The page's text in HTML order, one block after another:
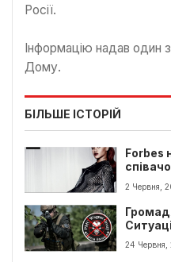
Росії.
Інформацію надав один
Дому.
БІЛЬШЕ ІСТОРІЙ
Forbes
жінок
2 Червня,
24 Червня,